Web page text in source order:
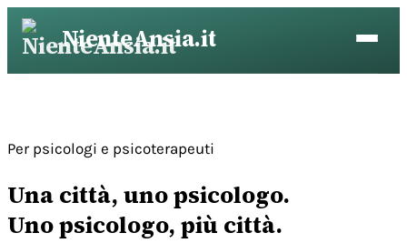
Vai
contenuto
NienteAnsia.it
Per psicologi e psicoterapeuti
Una città, uno psicologo.
Uno psicologo, più città.